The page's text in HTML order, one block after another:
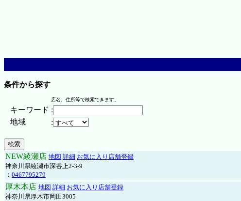
条件から探す
店名、住所等で検索できます。
キーワード :
地域
:
NEW綾瀬店 地図 詳細 お気に入り店舗登録
神奈川県綾瀬市深谷上2-3-9
： 0467795279
厚木本店 地図 詳細 お気に入り店舗登録
神奈川県厚木市岡田3005